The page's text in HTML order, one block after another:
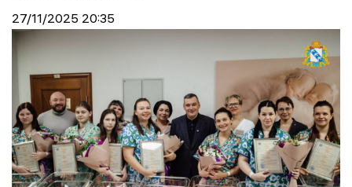
27/11/2025 20:35